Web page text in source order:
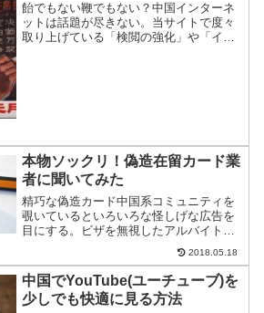
飴でもない鞭でもない？中国インターネ
ットは話題が尽きない。当サイトで度々
取り上げている「検閲の強化」や「イン
本物ソックリ！偽造在留カード業
者に聞いてみた
精巧な偽造カード中国系コミュニティを
覗いているといろいろな怪しげな広告を
目にする。ビザを無視したアルバイトか
ら地下銀行までいろいろだ。今回は数多
ある怪しげな広告の中から、偽造在留カ
ード業者に話を聞けたのでご紹介。
2018.05.18
中国でYouTube(ユーチューブ)を
少しでも快適に見る方法